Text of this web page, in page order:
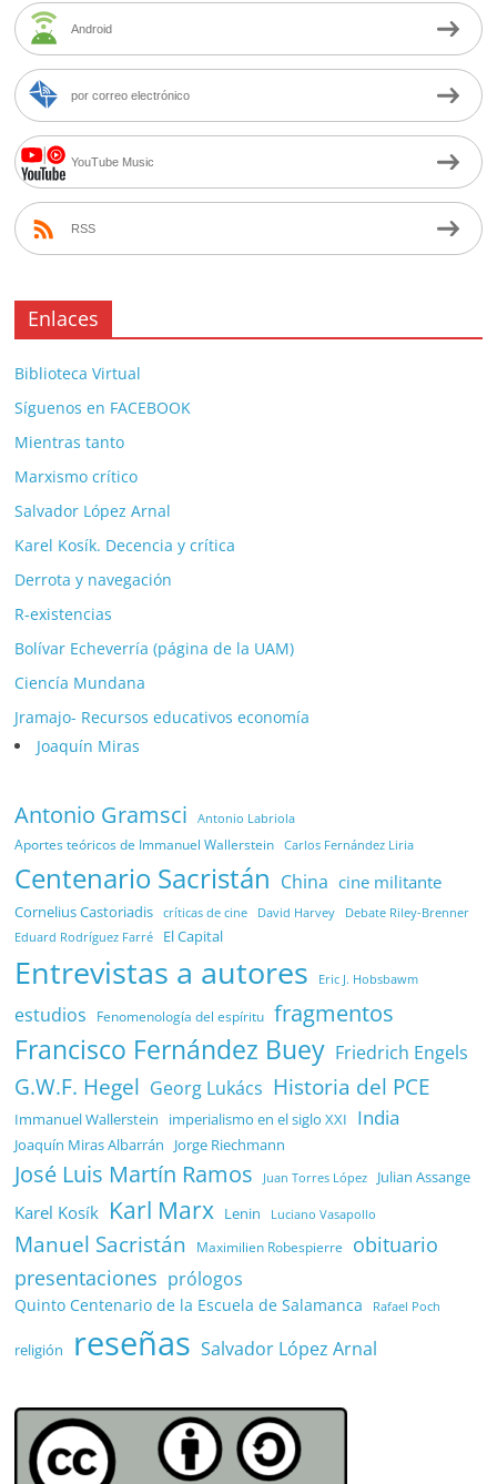
Android
por correo electrónico
YouTube Music
RSS
Enlaces
Biblioteca Virtual
Síguenos en FACEBOOK
Mientras tanto
Marxismo crítico
Salvador López Arnal
Karel Kosík. Decencia y crítica
Derrota y navegación
R-existencias
Bolívar Echeverría (página de la UAM)
Ciencía Mundana
Jramajo- Recursos educativos economía
Joaquín Miras
Antonio Gramsci Antonio Labriola
Aportes teóricos de Immanuel Wallerstein Carlos Fernández Liria
Centenario Sacristán China cine militante
Cornelius Castoriadis críticas de cine David Harvey Debate Riley-Brenner
Eduard Rodríguez Farré El Capital
Entrevistas a autores Eric J. Hobsbawm
estudios Fenomenología del espíritu fragmentos
Francisco Fernández Buey Friedrich Engels
G.W.F. Hegel Georg Lukács Historia del PCE
Immanuel Wallerstein imperialismo en el siglo XXI India
Joaquín Miras Albarrán Jorge Riechmann
José Luis Martín Ramos Juan Torres López Julian Assange
Karel Kosík Karl Marx Lenin Luciano Vasapollo
Manuel Sacristán Maximilien Robespierre
obituario
presentaciones prólogos
Quinto Centenario de la Escuela de Salamanca Rafael Poch
religión reseñas Salvador López Arnal